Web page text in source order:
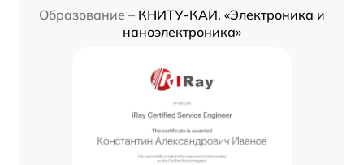
Образование – КНИТУ-КАИ, «Электроника и
наноэлектроника»